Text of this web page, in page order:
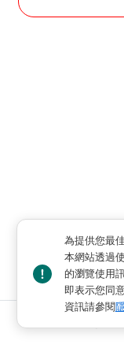
為提供您最
本網站透過
的瀏覽使用
即表示您同
資訊請參閱
©